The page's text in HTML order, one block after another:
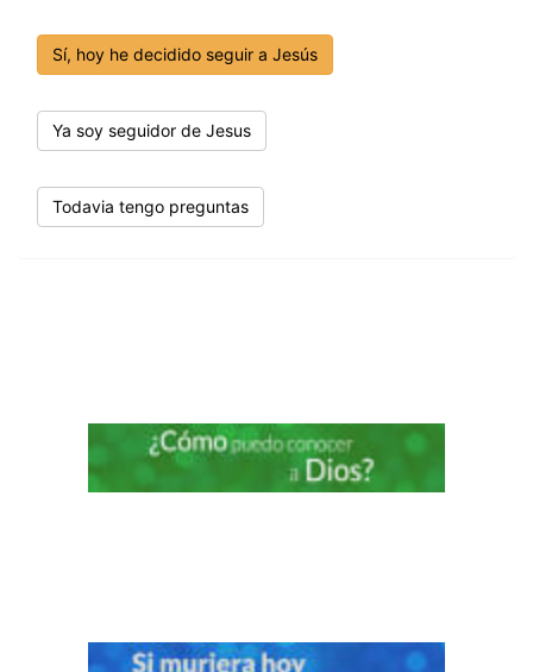
Sí, hoy he decidido seguir a Jesús
Ya soy seguidor de Jesus
Todavia tengo preguntas